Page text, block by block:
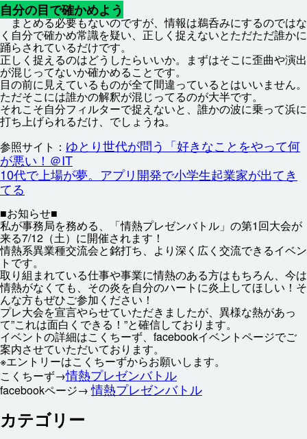
自分の目で確かめよう
まとめる必要もないのですが、情報は鵜呑みにするのではな
く 自分で確かめ常識を疑い、 正しく 捉 えないとただただ誰かに
踊らされているだけです。
正しく 捉 えるのはどうしたらいいか。まずはそこに歪曲や演出
が混じってないか確かめることです。
目の前に見えているものが全て間違っているとはいいません。
ただそこには誰かの解釈が混じってるのが大半です。
それこそ自分フィルターで捉 えないと、 誰かの波に乗って浜に
打ち上げられるだけ、でしょうね。
参照サイト： ゆとり世代が問う「好きなことをやって何
が悪い！＠IT
10代で上場が夢。アプリ開発で小学生起業家が出てき
てる
■お知らせ■
私が事務局を務める、「情熱プレゼンバトル」の第1回大会が
来る7/12（土）に開催されます！
情熱系異業種交流会と銘打ち、より深 く 広く 交流できるイベン
トです。
取 り組 まれている仕事や事業に情熱のある方はもちろん、 今は
情熱がなくても、その炎を自分のハートに炎上してほしい！そ
んな方もぜひご参加 ください！
プレ大会を宣言やらせていただきましたが、 異様な熱があっ
て”これは面白 くできる！”と確信しております。
イベントの詳細はこくちーず、facebookイベントページでご
案内させていただいております。
※エントリーはこくちーずからお願いします。
こくちーず→情熱プレゼンバトル
facebookページ→情熱プレゼンバトル
カテゴリー